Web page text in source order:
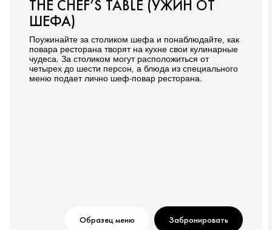
THE CHEF’S TABLE (УЖИН ОТ
ШЕФА)
Поужинайте за столиком шефа и понаблюдайте, как
повара ресторана творят на кухне свои кулинарные
чудеса. За столиком могут расположиться от
четырех до шести персон, а блюда из специального
меню подает лично шеф-повар ресторана.
Образец меню Забронировать